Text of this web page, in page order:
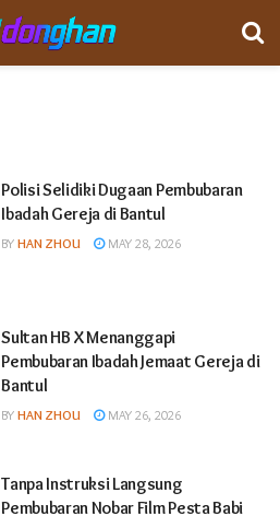
Polisi Selidiki Dugaan Pembubaran
Ibadah Gereja di Bantul
BY HAN ZHOU MAY 28, 2026
Sultan HB X Menanggapi
Pembubaran Ibadah Jemaat Gereja di
Bantul
BY HAN ZHOU MAY 26, 2026
Tanpa Instruksi Langsung
Pembubaran Nobar Film Pesta Babi